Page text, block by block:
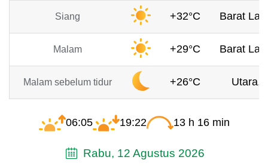
Siang +32°C Barat
Malam +29°C Barat
Malam sebelum tidur +26°C Utara,
06:05 19:22 13 h 16 min
Rabu, 12 Agustus 2026